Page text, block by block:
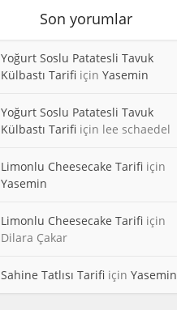
Son yorumlar
Yoğurt Soslu Patatesli Tavuk
Külbastı Tarifi için Yasemin
Yoğurt Soslu Patatesli Tavuk
Külbastı Tarifi için lee schaedel
Limonlu Cheesecake Tarifi için
Yasemin
Limonlu Cheesecake Tarifi için
Dilara Çakar
Sahine Tatlısı Tarifi için Yasemin